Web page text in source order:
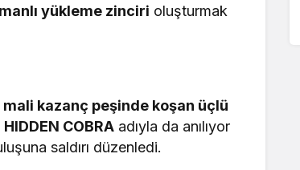
yükleme zinciri oluşturmak
kazanç peşinde koşan üçlü
HIDDEN COBRA adıyla da anılıyor
saldırı düzenledi.